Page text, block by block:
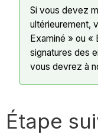
Si vous devez
ultérieurement,
Examiné » ou «
signatures des
vous devrez à
Étape